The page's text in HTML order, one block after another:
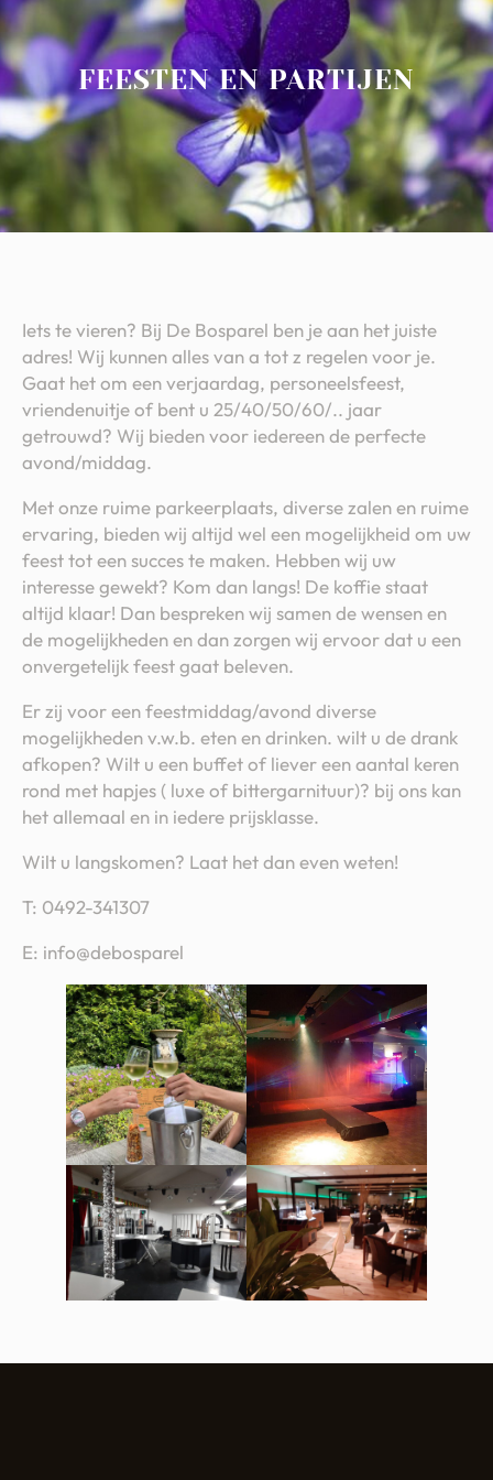
FEESTEN EN PARTIJEN
Iets te vieren? Bij De Bosparel ben je aan het juiste
adres! Wij kunnen alles van a tot z regelen voor je.
Gaat het om een verjaardag, personeelsfeest,
vriendenuitje of bent u 25/40/50/60/.. jaar
getrouwd? Wij bieden voor iedereen de perfecte
avond/middag.
Met onze ruime parkeerplaats, diverse zalen en ruime
ervaring, bieden wij altijd wel een mogelijkheid om uw
feest tot een succes te maken. Hebben wij uw
interesse gewekt? Kom dan langs! De koffie staat
altijd klaar! Dan bespreken wij samen de wensen en
de mogelijkheden en dan zorgen wij ervoor dat u een
onvergetelijk feest gaat beleven.
Er zij voor een feestmiddag/avond diverse
mogelijkheden v.w.b. eten en drinken. wilt u de drank
afkopen? Wilt u een buffet of liever een aantal keren
rond met hapjes ( luxe of bittergarnituur)? bij ons kan
het allemaal en in iedere prijsklasse.
Wilt u langskomen? Laat het dan even weten!
T: 0492-341307
E: info@debosparel